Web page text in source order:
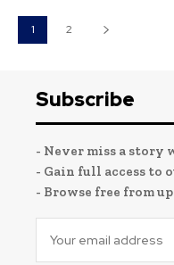
1 2
Subscribe
- Never miss a
- Gain full access to
- Browse free from